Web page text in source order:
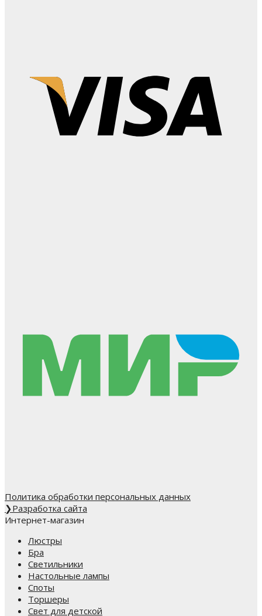
Политика обработки персональных данных
❯Разработка сайта
Интернет-магазин
Люстры
Бра
Светильники
Настольные лампы
Споты
Торшеры
Свет для детской